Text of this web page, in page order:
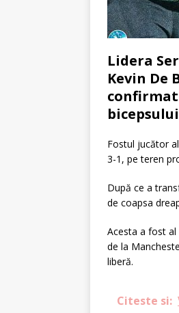
Lidera
Kevin De
Fostul jucător
3-1, pe teren
După ce a
de coapsa
Acesta a fost
de la
liberă.
Citeste si: